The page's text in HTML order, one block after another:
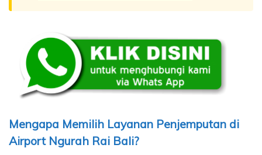
Mengapa Memilih Layanan Penjemputan di
Airport Ngurah Rai Bali?